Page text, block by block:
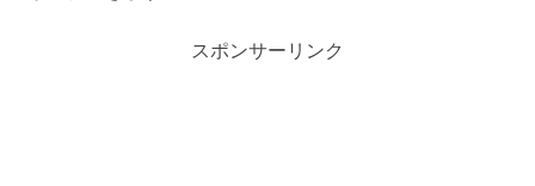
スポンサーリンク